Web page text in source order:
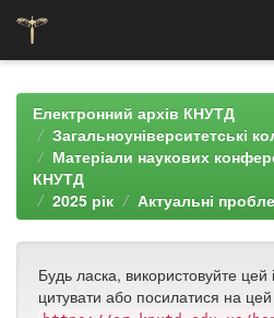
navigationЕлектронний архів КНУТД
Загальноуніверситетські
Матеріали наукових
КНУТД
2025 рік
Актуальні
Будь ласка, використовуйте
цитувати або посилатися на